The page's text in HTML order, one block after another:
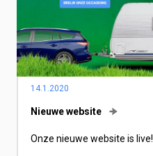
14.1.2020
Nieuwe website
Onze nieuwe website is live!